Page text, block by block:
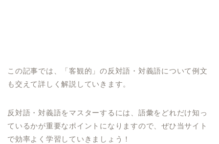
この記事では、「客観的」の反対語・対義語について例文
も交えて詳しく解説していきます。
反対語・対義語をマスターするには、語彙をどれだけ知っ
ているかが重要なポイントになりますので、ぜひ当サイト
で効率よく学習していきましょう！